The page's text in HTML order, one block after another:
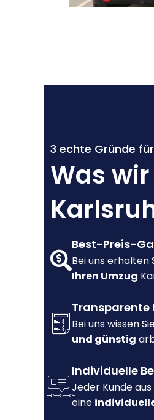
3 echte Gründe
Was
Best-Preis-
Bei uns erhalten
Ihren Umzug
Transparente
Bei uns wissen
und günstig
Individuelle
Jeder Kunde
eine